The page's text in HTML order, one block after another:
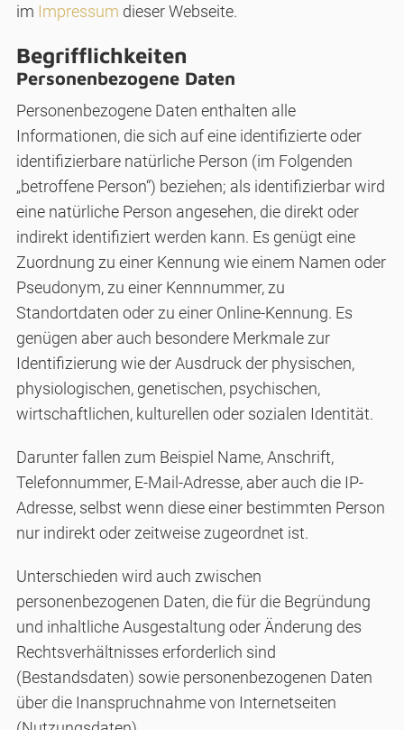
im Impressum dieser Webseite.
Begrifflichkeiten
Personenbezogene Daten
Personenbezogene Daten enthalten alle
Informationen, die sich auf eine identifizierte oder
identifizierbare natürliche Person (im Folgenden
„betroffene Person“) beziehen; als identifizierbar wird
eine natürliche Person angesehen, die direkt oder
indirekt identifiziert werden kann. Es genügt eine
Zuordnung zu einer Kennung wie einem Namen oder
Pseudonym, zu einer Kennnummer, zu
Standortdaten oder zu einer Online-Kennung. Es
genügen aber auch besondere Merkmale zur
Identifizierung wie der Ausdruck der physischen,
physiologischen, genetischen, psychischen,
wirtschaftlichen, kulturellen oder sozialen Identität.
Darunter fallen zum Beispiel Name, Anschrift,
Telefonnummer, E-Mail-Adresse, aber auch die IP-
Adresse, selbst wenn diese einer bestimmten Person
nur indirekt oder zeitweise zugeordnet ist.
Unterschieden wird auch zwischen
personenbezogenen Daten, die für die Begründung
und inhaltliche Ausgestaltung oder Änderung des
Rechtsverhältnisses erforderlich sind
(Bestandsdaten) sowie personenbezogenen Daten
über die Inanspruchnahme von Internetseiten